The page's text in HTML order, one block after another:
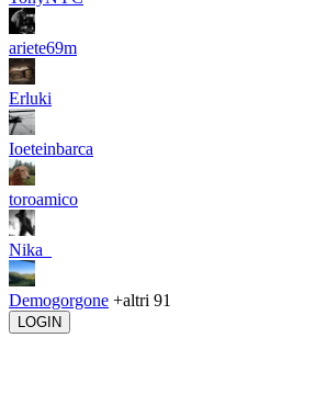
ariete69m
Erluki
Ioeteinbarca
toroamico
Nika_
Demogorgone +altri 91
LOGIN